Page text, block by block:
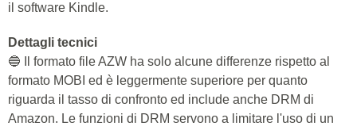
il software Kindle.
Dettagli tecnici
🔵 Il formato file AZW ha solo alcune differenze rispetto al
formato MOBI ed è leggermente superiore per quanto
riguarda il tasso di confronto ed include anche DRM di
Amazon. Le funzioni di DRM servono a limitare l'uso di un